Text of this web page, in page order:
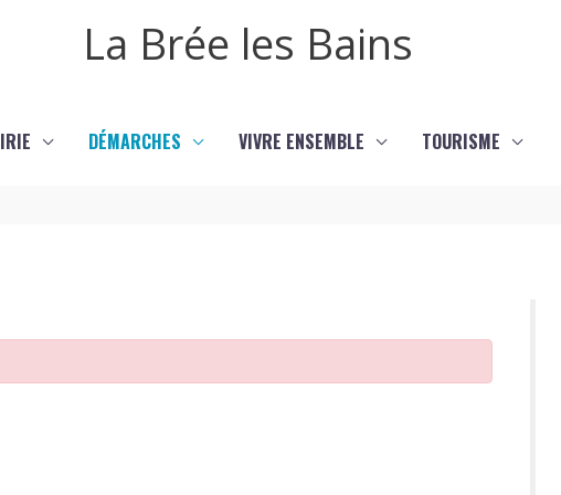
La Brée les Bains
DÉMARCHES VIVRE ENSEMBLE TOURISME